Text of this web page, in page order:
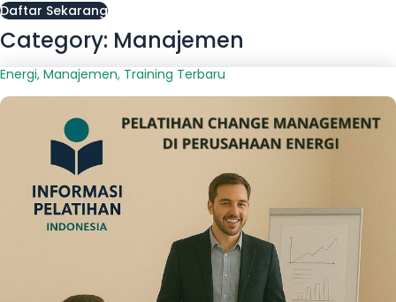
Daftar Sekarang
Category: Manajemen
Energi, Manajemen, Training Terbaru